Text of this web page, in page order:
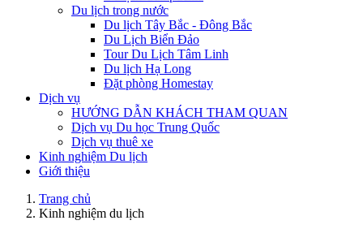
Du lịch trong nước
Du lịch Tây Bắc - Đông Bắc
Du Lịch Biển Đảo
Tour Du Lịch Tâm Linh
Du lịch Hạ Long
Đặt phòng Homestay
Dịch vụ
HƯỚNG DẪN KHÁCH THAM QUAN
Dịch vụ Du học Trung Quốc
Dịch vụ thuê xe
Kinh nghiệm Du lịch
Giới thiệu
Trang chủ
Kinh nghiệm du lịch